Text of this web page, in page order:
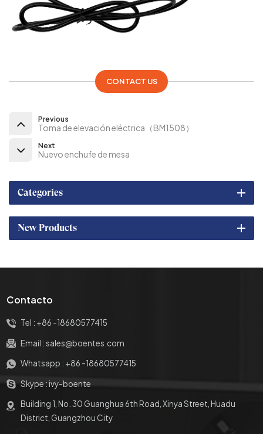
CONTACT US
Previous
Toma de elevación eléctrica（BM1508）
Next
Nuevo enchufe de mesa
Categories
New Products
Contacto
Tel : +86 -18680577415
Email :sales@boentes.com
Whatsapp : +86 -18680577415
Skype : ivy-boente
Building 1, No. 30 Guanghua 6th Road, Xinya Street, Huadu
District, Guangzhou City